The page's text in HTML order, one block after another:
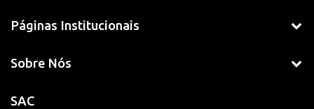
Páginas Institucionais
Sobre Nós
SAC